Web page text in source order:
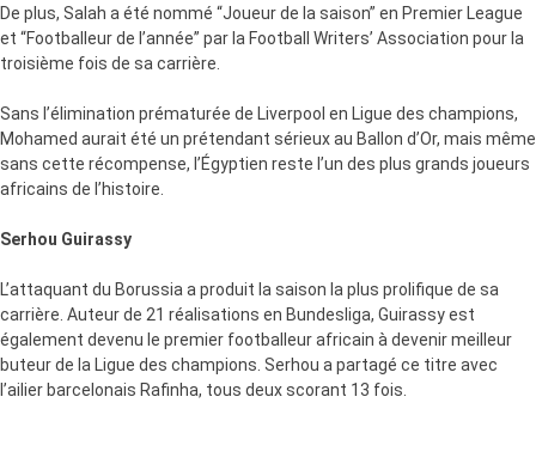
De plus, Salah a été nommé “Joueur de la saison” en Premier League
et “Footballeur de l’année” par la Football Writers’ Association pour la
troisième fois de sa carrière.
Sans l’élimination prématurée de Liverpool en Ligue des champions,
Mohamed aurait été un prétendant sérieux au Ballon d’Or, mais même
sans cette récompense, l’Égyptien reste l’un des plus grands joueurs
africains de l’histoire.
Serhou Guirassy
L’attaquant du Borussia a produit la saison la plus prolifique de sa
carrière. Auteur de 21 réalisations en Bundesliga, Guirassy est
également devenu le premier footballeur africain à devenir meilleur
buteur de la Ligue des champions. Serhou a partagé ce titre avec
l’ailier barcelonais Rafinha, tous deux scorant 13 fois.